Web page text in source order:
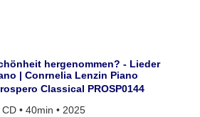
hergenommen? - Lieder
| Conrnelia Lenzin Piano
Classical PROSP0144
CD • 40min • 2025